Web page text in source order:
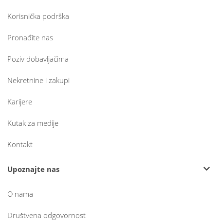
Korisnička podrška
Pronađite nas
Poziv dobavljačima
Nekretnine i zakupi
Karijere
Kutak za medije
Kontakt
Upoznajte nas
O nama
Društvena odgovornost